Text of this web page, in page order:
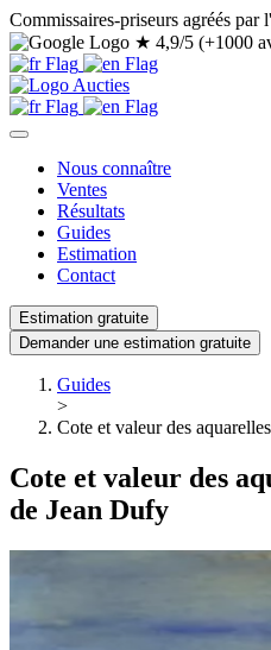
Commissaires-priseurs agréés par
★ 4,9/5 (+1000
Nous connaître
Ventes
Résultats
Guides
Estimation
Contact
Estimation gratuite
Demander une estimation gratuite
Guides
>
Cote et valeur des
Cote et valeur des
de Jean Dufy